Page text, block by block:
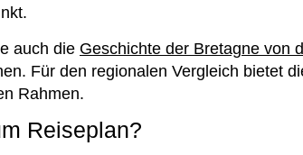
auch die Geschichte der Bretagne von
Für den regionalen Vergleich bietet
Rahmen.
Reiseplan?